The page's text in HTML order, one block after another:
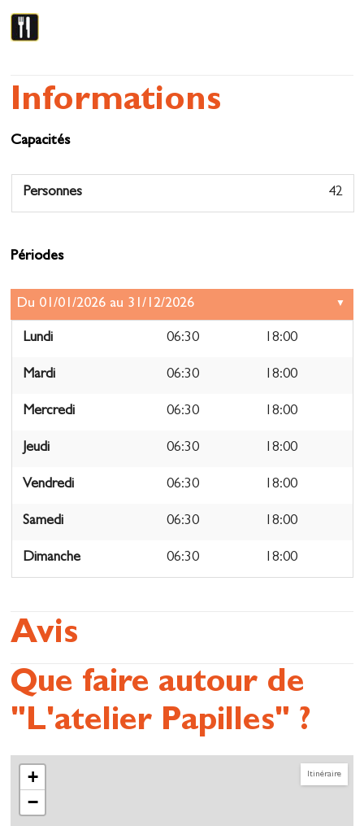
Informations
Capacités
Personnes 42
Périodes
Lundi 06:30 18:00
Mardi 06:30 18:00
Mercredi 06:30 18:00
Jeudi 06:30 18:00
Vendredi 06:30 18:00
Samedi 06:30 18:00
Dimanche 06:30 18:00
Avis
Que faire autour de
"L'atelier Papilles" ?
Itinéraire
+
−